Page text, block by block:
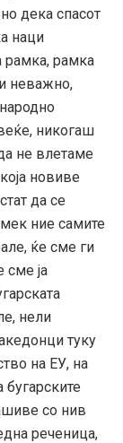
дека спасот
наци
рамка, рамка
неважно,
никогаш
не влетаме
новиве
да се
ние самите
ќе сме ги
сме ја
нели
туку
на ЕУ, на
со нив
реченица,